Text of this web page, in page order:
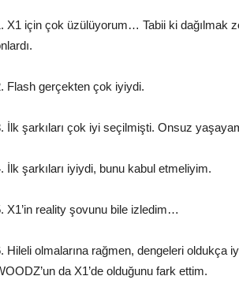
X1 için çok üzülüyorum… Tabii ki dağılmak
Flash gerçekten çok iyiydi.
İlk şarkıları çok iyi seçilmişti. Onsuz
İlk şarkıları iyiydi, bunu kabul etmeliyim.
X1’in reality şovunu bile izledim…
Hileli olmalarına rağmen, dengeleri
da X1’de olduğunu fark ettim.